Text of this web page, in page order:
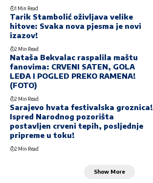
1 Min Read
Tarik Stambolić oživljava velike
hitove: Svaka nova pjesma je novi
izazov!
2 Min Read
Nataša Bekvalac raspalila maštu
fanovima: CRVENI SATEN, GOLA
LEĐA I POGLED PREKO RAMENA!
(FOTO)
2 Min Read
Sarajevo hvata festivalska groznica!
Ispred Narodnog pozorišta
postavljen crveni tepih, posljednje
pripreme u toku!
2 Min Read
Show More